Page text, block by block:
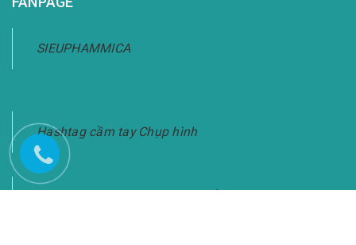
SIEUPHAMMICA
Hashtag cầm tay Chụp hình